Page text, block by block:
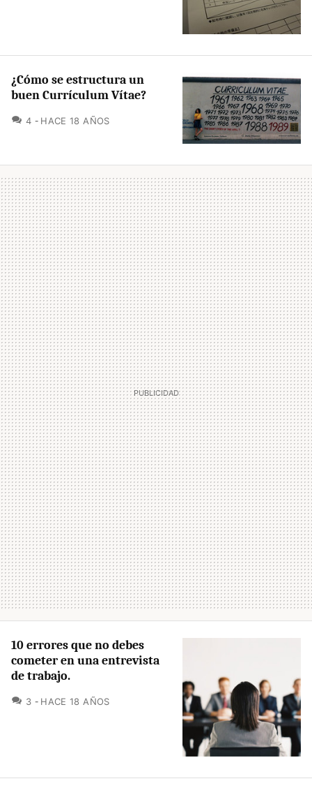
¿Cómo se estructura un
buen Currículum Vítae?
4 COMENTARIOS
HACE 18 AÑOS
10 errores que no debes
cometer en una entrevista
de trabajo.
3 COMENTARIOS
HACE 18 AÑOS